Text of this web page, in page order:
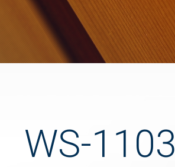
WS-1103